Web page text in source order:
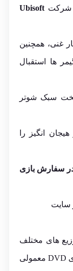
Ubisoft
غنی، همچنین
ها استقبال
سبک شوتر
انگیز را
سفارش بازی
سایت
های مختلف
یک بار بر روی DVD9 و در توزیع بعدی روی DVD معمولی